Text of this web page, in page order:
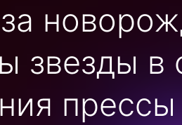
звезды в
прессы